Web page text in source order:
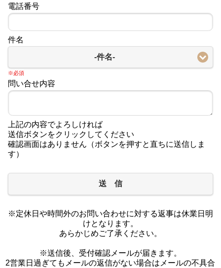
電話番号
件名
-件名-
※必須
問い合せ内容
上記の内容でよろしければ
送信ボタンをクリックしてください
確認画面はありません（ボタンを押すと直ちに送信しま
す）
送 信
※定休日や時間外のお問い合わせに対する返事は休業日明
けとなります。
あらかじめご了承ください。
※送信後、受付確認メールが届きます。
2営業日過ぎてもメールの返信がない場合はメールの不具合